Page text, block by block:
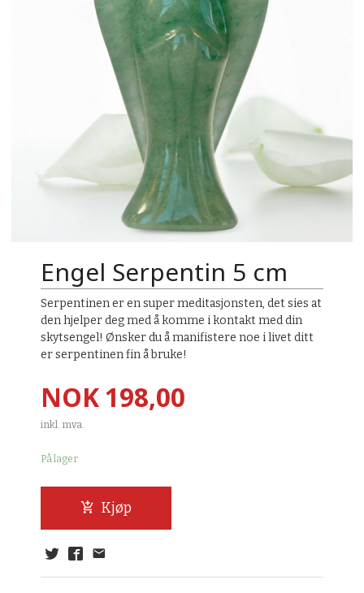
Engel Serpentin 5 cm
Serpentinen er en super meditasjonsten, det sies at
den hjelper deg med å komme i kontakt med din
skytsengel! Ønsker du å manifistere noe i livet ditt
er serpentinen fin å bruke!
Pris
NOK198,00
inkl. mva.
På lager
Kjøp